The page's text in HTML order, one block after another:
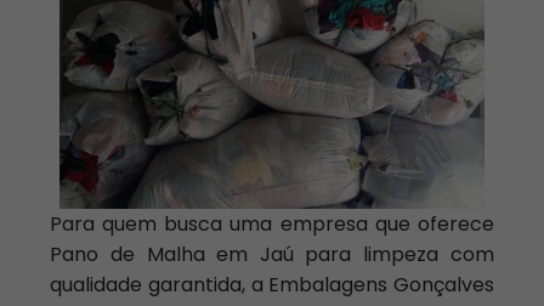
Para quem busca uma empresa que oferece
Pano de Malha em Jaú para limpeza com
qualidade garantida, a Embalagens Gonçalves